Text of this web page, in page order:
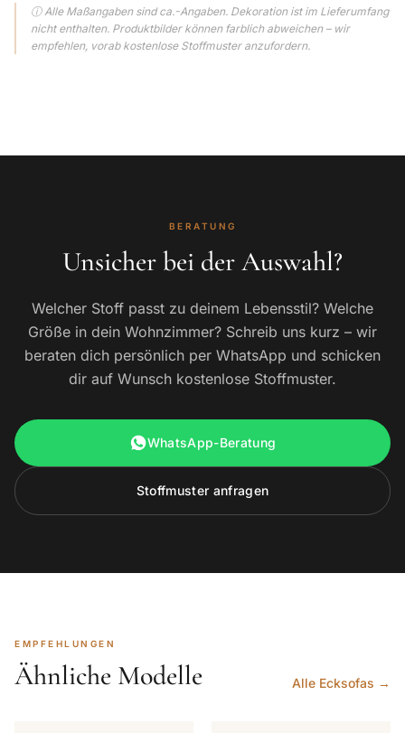
ⓘ Alle Maßangaben sind ca.-Angaben. Dekoration ist im Lieferumfang
nicht enthalten. Produktbilder können farblich abweichen – wir
empfehlen, vorab kostenlose Stoffmuster anzufordern.
BERATUNG
Unsicher bei der Auswahl?
Welcher Stoff passt zu deinem Lebensstil? Welche
Größe in dein Wohnzimmer? Schreib uns kurz – wir
beraten dich persönlich per WhatsApp und schicken
dir auf Wunsch kostenlose Stoffmuster.
WhatsApp-Beratung
Stoffmuster anfragen
EMPFEHLUNGEN
Ähnliche Modelle Alle Ecksofas →